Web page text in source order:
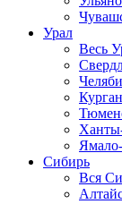
Урал
Весь
Сибирь
Вся